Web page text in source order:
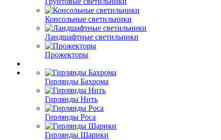
Консольные светильники
Ландшафтные светильники
Прожекторы
Гирлянды Бахрома
Гирлянды Нить
Гирлянды Роса
Гирлянды Шарики